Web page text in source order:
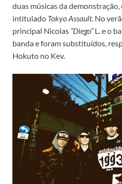
duas músicas da
intitulado Tokyo Assault. No
principal Nicolas “Diego”L. e o
banda e foram substituídos,
Hokuto no Kev.